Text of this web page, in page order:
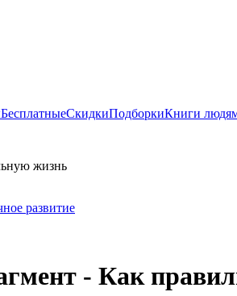
БесплатныеСкидкиПодборкиКниги
развитие
- Как